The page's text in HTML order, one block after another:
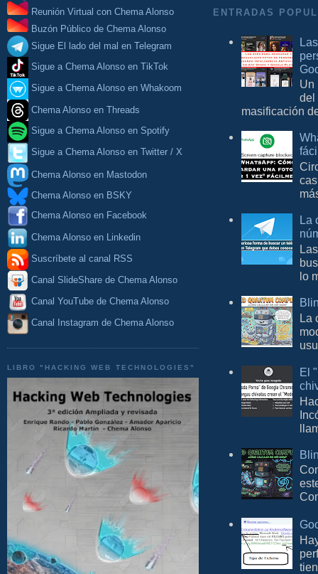
Reunión Virtual con Chema Alonso
Buzón Público de Chema Alonso
Sigue El lado del mal en Telegram
Sigue a Chema Alonso en TikTok
Sigue a Chema Alonso en Whakoom
Chema Alonso en Threads
Sigue a Chema Alonso en Spotify
Sigue a Chema Alonso en Twitter / X
Chema Alonso en Mastodon
Chema Alonso en BSKY
Chema Alonso en Facebook
Chema Alonso en Linkedin
Suscríbete al canal RSS
Canal SlideShare de Chema Alonso
Canal YouTube de Chema Alonso
Canal Instagram de Chema Alonso
LIBRO "HACKING WEB TECHNOLOGIES"
ENTRADAS
Un
del
masificación
La
lo
La
El